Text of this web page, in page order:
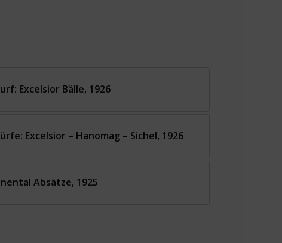
Excelsior Bälle, 1926
Excelsior – Hanomag – Sichel, 1926
Absätze, 1925